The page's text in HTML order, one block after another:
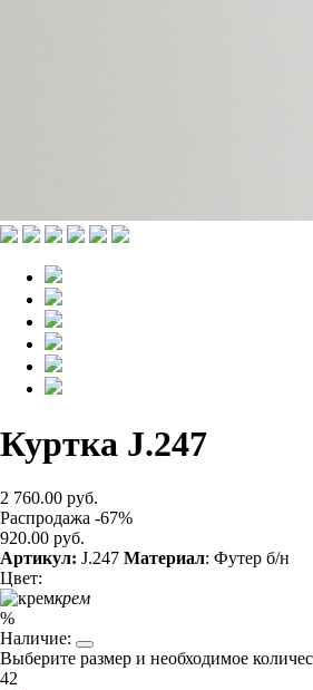
Куртка J.247
2 760.00 руб.
Распродажа -67%
920.00 руб.
Артикул: J.247 Материал: Футер б/н
Цвет:
крем
%
Наличие:
Выберите размер и необходимое
42